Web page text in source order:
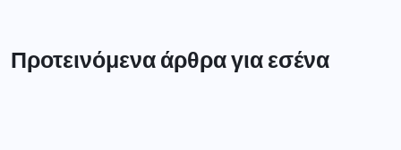
Προτεινόμενα άρθρα για εσένα